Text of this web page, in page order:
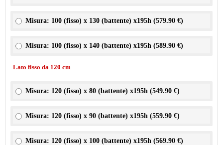
Misura: 100 (fisso) x 130 (battente) x195h (579.90 €)
Misura: 100 (fisso) x 140 (battente) x195h (589.90 €)
Lato fisso da 120 cm
Misura: 120 (fisso) x 80 (battente) x195h (549.90 €)
Misura: 120 (fisso) x 90 (battente) x195h (559.90 €)
Misura: 120 (fisso) x 100 (battente) x195h (569.90 €)